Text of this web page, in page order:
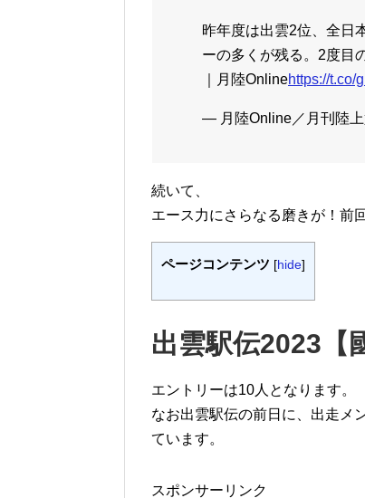
昨年度は出雲2位、全日
ーの多くが残る。2度目
｜月陸Onlinehttps://t.co/
— 月陸Online／月刊陸
続いて、
エース力にさらなる磨きが！前
ページコンテンツ [hide]
出雲駅伝2023【
エントリーは10人となります。
なお出雲駅伝の前日に、出走メ
ています。
スポンサーリンク